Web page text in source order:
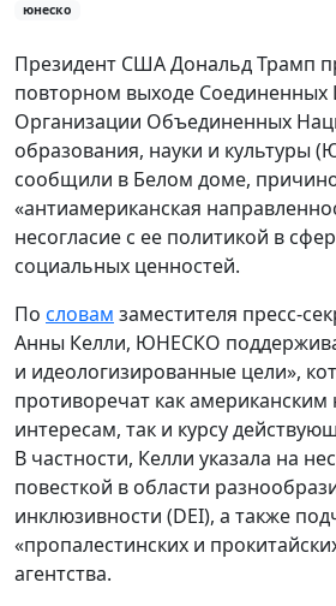
юнеско
Президент США Дональд Трамп
повторном выходе Соединенных
Организации Объединенных
образования, науки и культуры
сообщили в Белом доме,
«антиамериканская
несогласие с ее политикой в
социальных ценностей.
По словам заместителя пресс-
Анны Келли, ЮНЕСКО
и идеологизированные цели»,
противоречат как
интересам, так и курсу
В частности, Келли указала на
повесткой в области
инклюзивности (DEI), а также
«пропалестинских и
агентства.